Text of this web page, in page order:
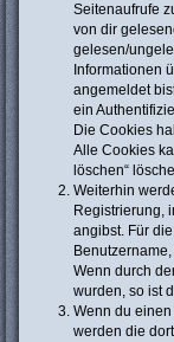
Seitenaufrufe
von dir
gelesen/
Informationen
angemeldet
ein
Die Cookies
Alle Cookies
löschen“
Weiterhin
Registrierung,
angibst. Für
Wenn durch
wurden, so ist
Wenn du
werden die